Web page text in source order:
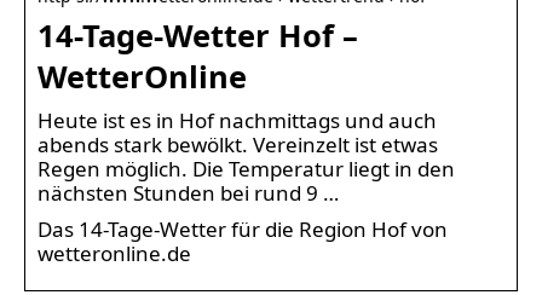
14-Tage-Wetter Hof –
WetterOnline
Heute ist es in Hof nachmittags und auch
abends stark bewölkt. Vereinzelt ist etwas
Regen möglich. Die Temperatur liegt in den
nächsten Stunden bei rund 9 …
Das 14-Tage-Wetter für die Region Hof von
wetteronline.de